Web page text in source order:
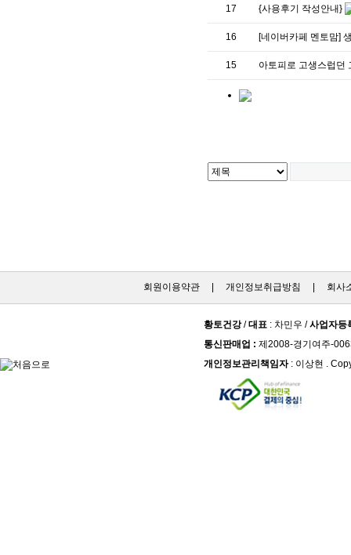
17 {사용후기 작성안내}
16 [네이버카페 멘토맘]
15 아토피로 고생스럽던
회원이용약관| 개인정보취급방침 회사
황토건강/대표 : 차민우 /사업자등
통신판매업 : 제2008-경기여주-
개인정보관리책임자: 이상현 .